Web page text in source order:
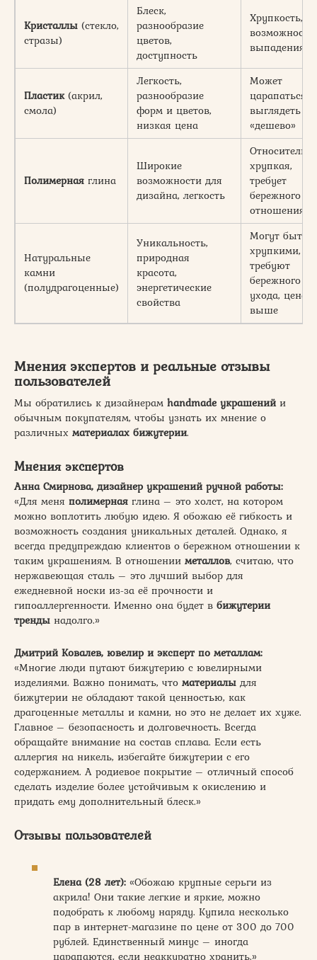
Кристаллы (стекло,
стразы)
Блеск,
разнообразие
цветов,
доступность
Хрупкость,
возможность
выпадения
Пластик(акрил,
смола)
Легкость,
разнообразие
форм и цветов,
низкая цена
Может
царапаться,
выглядеть
«дешево»
Полимерная глина
Широкие
возможности для
дизайна, легкость
хрупкая,
требует
бережного
отношения
Натуральные
камни
(полудрагоценные)
Уникальность,
природная
красота,
энергетические
свойства
Могут быть
хрупкими,
требуют
бережного
ухода, цена
выше
Мнения экспертов и реальные отзывы
пользователей
Мы обратились к дизайнерам handmade украшенийи
обычным покупателям, чтобы узнать их мнение о
различных материалах бижутерии.
Мнения экспертов
Анна Смирнова, дизайнер украшений ручной работы:
«Для меня полимерная глина – это холст, на котором
можно воплотить любую идею. Я обожаю её гибкость и
возможность создания уникальных деталей. Однако, я
всегда предупреждаю клиентов о бережном отношении к
таким украшениям. В отношении металлов, считаю, что
нержавеющая сталь – это лучший выбор для
ежедневной носки из-за её прочности и
гипоаллергенности. Именно она будет в бижутерии
тренды надолго.»
Дмитрий Ковалев, ювелир и эксперт по металлам:
«Многие люди путают бижутерию с ювелирными
изделиями. Важно понимать, что материалы для
бижутерии не обладают такой ценностью, как
драгоценные металлы и камни, но это не делает их хуже.
Главное – безопасность и долговечность. Всегда
обращайте внимание на состав сплава. Если есть
аллергия на никель, избегайте бижутерии с его
содержанием. А родиевое покрытие – отличный способ
сделать изделие более устойчивым к окислению и
придать ему дополнительный блеск.»
Отзывы пользователей
Елена (28 лет): «Обожаю крупные серьги из
акрила! Они такие легкие и яркие, можно
подобрать к любому наряду. Купила несколько
пар в интернет-магазине по цене от 300 до 700
рублей. Единственный минус – иногда
царапаются, если неаккуратно хранить.»